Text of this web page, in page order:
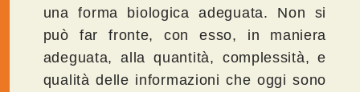
una forma biologica adeguata. Non si
può far fronte, con esso, in maniera
adeguata, alla quantità, complessità, e
qualità delle informazioni che oggi sono